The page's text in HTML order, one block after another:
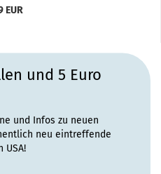
EUR
und 5 Euro
und Infos zu neuen
neu eintreffende
USA!